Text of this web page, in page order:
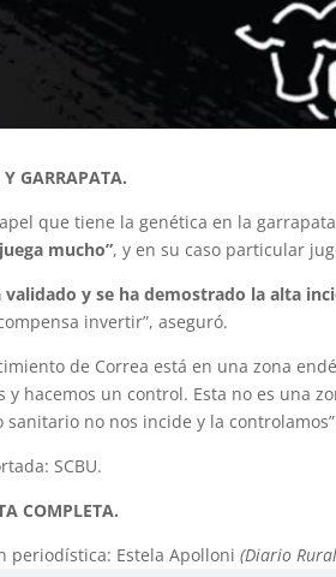
Y GARRAPATA.
que tiene la genética en la
mucho”, y en su caso particular
validado y se ha demostrado la alta
invertir”, aseguró.
de Correa está en una zona
y hacemos un control. Esta no es una
sanitario no nos incide y la
SCBU.
COMPLETA.
periodística: Estela Apolloni(Diario